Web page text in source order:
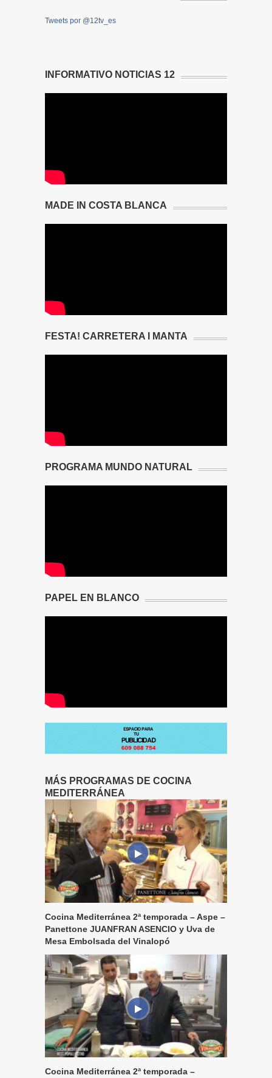
Tweets por @12tv_es
INFORMATIVO NOTICIAS 12
MADE IN COSTA BLANCA
FESTA! CARRETERA I MANTA
PROGRAMA MUNDO NATURAL
PAPEL EN BLANCO
MÁS PROGRAMAS DE COCINA
MEDITERRÁNEA
Cocina Mediterránea 2ª temporada – Aspe –
Panettone JUANFRAN ASENCIO y Uva de
Mesa Embolsada del Vinalopó
Cocina Mediterránea 2ª temporada –